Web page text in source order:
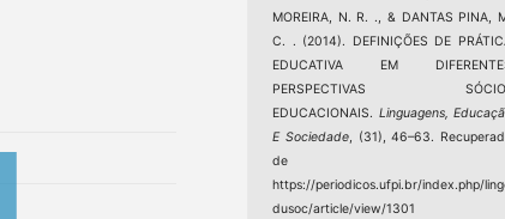
MOREIRA, N. R. ., & DANTAS PINA,
C. . (2014). DEFINIÇÕES DE
EDUCATIVA EM
PERSPECTIVAS
EDUCACIONAIS. Linguagens,
E Sociedade, (31), 46–63.
de
https://periodicos.ufpi.br/index.php/
dusoc/article/view/1301